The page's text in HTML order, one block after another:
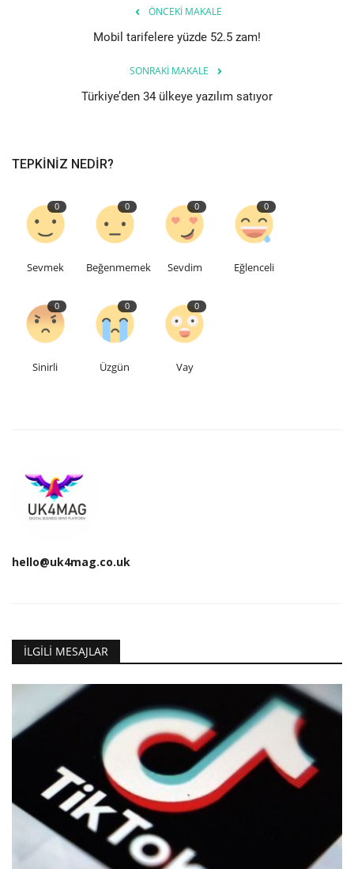
Dilim
English Turkish
ÖNCEKI MAKALE
Mobil tarifelere yüzde 52.5 zam!
SONRAKI MAKALE
Türkiye’den 34 ülkeye yazılım satıyor
TEPKINIZ NEDIR?
0
Sevmek
0
Beğenmemek
0
Sevdim
0
Eğlenceli
0
Sinirli
0
Üzgün
0
Vay
hello@uk4mag.co.uk
İLGILI MESAJLAR